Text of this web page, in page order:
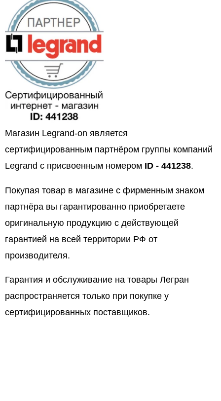
Магазин Legrand-on является
сертифицированным партнёром группы компаний
Legrand с присвоенным номером ID - 441238.
Покупая товар в магазине с фирменным знаком
партнёра вы гарантированно приобретаете
оригинальную продукцию с действующей
гарантией на всей территории РФ от
производителя.
Гарантия и обслуживание на товары Легран
распространяется только при покупке у
сертифицированных поставщиков.